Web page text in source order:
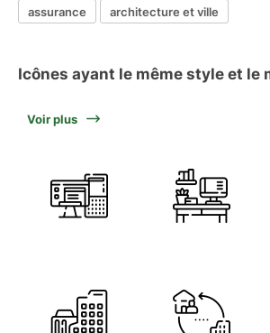
assurance
architecture et ville
Icônes ayant le même style et le
Voir plus